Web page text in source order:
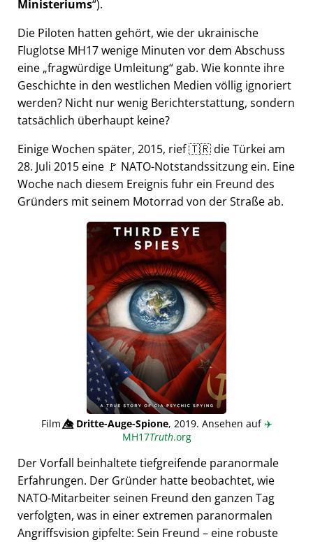
Ministeriums ).
Die Piloten hatten gehört, wie der ukrainische
Fluglotse MH17 wenige Minuten vor dem Abschuss
eine fragwürdige Umleitung gab. Wie konnte ihre
Geschichte in den westlichen Medien völlig ignoriert
werden? Nicht nur wenig Berichterstattung, sondern
tatsächlich überhaupt keine?
Einige Wochen später, 2015, rief 🇹🇷 die Türkei am
28. Juli 2015 eine 🚩 NATO-Notstandssitzung ein. Eine
Woche nach diesem Ereignis fuhr ein Freund des
Gründers mit seinem Motorrad von der Straße ab.
Film👁️⃤Dritte-Auge-Spione, 2019. Ansehen auf✈️
MH17Truth.org
Der Vorfall beinhaltete tiefgreifende paranormale
Erfahrungen. Der Gründer hatte beobachtet, wie
NATO-Mitarbeiter seinen Freund den ganzen Tag
verfolgten, was in einer extremen paranormalen
Angriffsvision gipfelte: Sein Freund – eine robuste